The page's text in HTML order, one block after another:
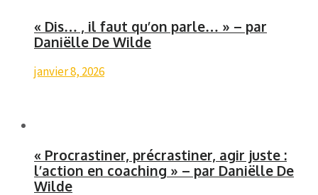
« Dis… , il faut qu’on parle… » – par
Daniëlle De Wilde
janvier 8, 2026
« Procrastiner, précrastiner, agir juste :
l’action en coaching » – par Daniëlle De
Wilde